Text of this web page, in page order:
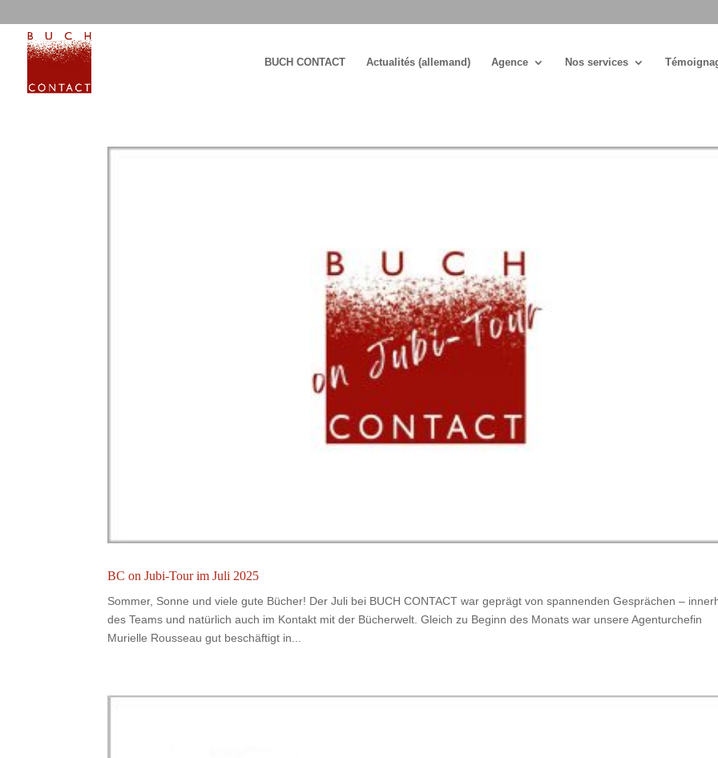
BUCH CONTACT Actualités (allemand) Agence Nos services
BC on Jubi-Tour im Juli 2025
Sommer, Sonne und viele gute Bücher! Der Juli bei BUCH CONTACT war geprägt von spannenden Gesprächen –
des Teams und natürlich auch im Kontakt mit der Bücherwelt. Gleich zu Beginn des Monats war unsere Agenturchefin
Murielle Rousseau gut beschäftigt in...